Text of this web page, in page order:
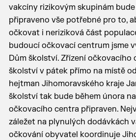
vakcíny rizikovým skupinám
připraveno vše potřebné pro to,
očkovat i neriziková část
budoucí očkovací centrum jsme
Dům školství. Zřízení očkovacího
školství v pátek přímo na místě
hejtman Jihomoravského kraje
školství tak bude během února
očkovacího centra připraven.
záležet na plynulých dodávkách
očkování obyvatel koordinuje